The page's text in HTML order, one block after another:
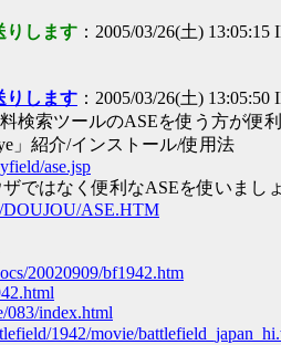
りします ：2005/03/26(土)
りします ：2005/03/26(土)
検索ツールのASEを使う方が便利
」紹介/インストール/使用法
ase.jsp
はなく便利なASEを使いましょ
DOUJOU/ASE.HTM
20020909/bf1942.htm
083/index.html
1942/movie/